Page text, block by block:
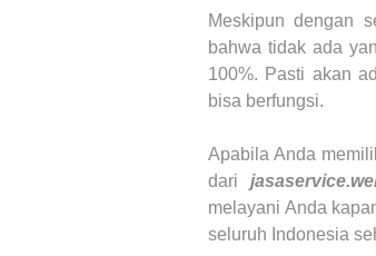
Meskipun dengan
bahwa tidak ada
100%. Pasti akan
bisa berfungsi.
Apabila Anda
dari
melayani Anda
seluruh Indonesia